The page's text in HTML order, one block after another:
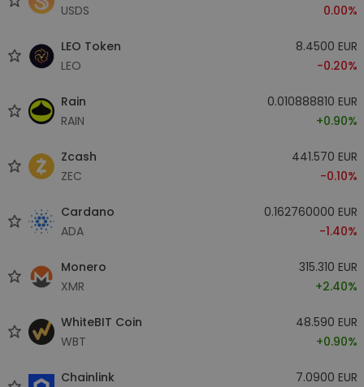
USDS
0.00%
LEO Token
LEO
8.4500 EUR
-0.20%
Rain
RAIN
0.010888810 EUR
+0.90%
Zcash
ZEC
441.570 EUR
-0.10%
Cardano
ADA
0.162760000 EUR
-1.40%
Monero
XMR
315.310 EUR
+2.40%
WhiteBIT Coin
WBT
48.590 EUR
+0.90%
Chainlink
7.0900 EUR